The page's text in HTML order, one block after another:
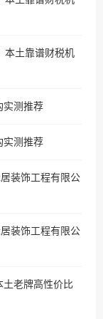
本土靠谱财税机
实测推荐
实测推荐
装饰工程有限公
装饰工程有限公
土老牌高性价比